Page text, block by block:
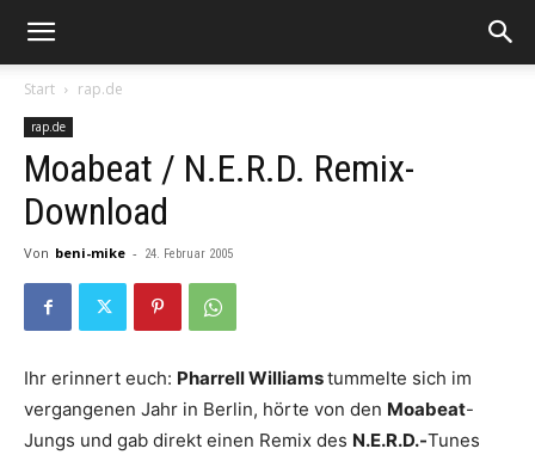
Start rap.de
rap.de
Moabeat / N.E.R.D. Remix-
Download
Von beni-mike - 24. Februar 2005
Ihr erinnert euch: Pharrell Williamstummelte sich im
vergangenen Jahr in Berlin, hörte von den Moabeat-
Jungs und gab direkt einen Remix des N.E.R.D.-Tunes